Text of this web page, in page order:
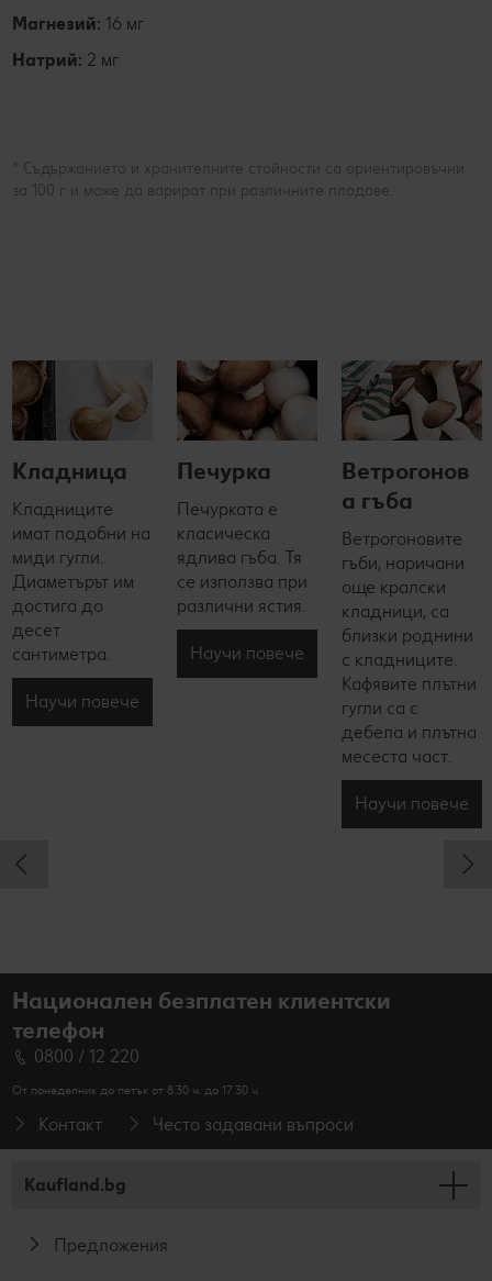
Магнезий: 16 мг
Натрий: 2 мг
* Съдържанието и хранителните стойности са ориентировъчни
за 100 г и може да варират при различните плодове.
Кладница
Кладниците
имат подобни на
миди гугли.
Диаметърът им
достига до
десет
сантиметра.
Научи повече
Печурка
Печурката е
класическа
ядлива гъба. Тя
се използва при
различни ястия.
Научи повече
Ветрогонов
а гъба
Ветрогоновите
гъби, наричани
още кралски
кладници, са
близки роднини
с кладниците.
Кафявите плътни
гугли са с
дебела и плътна
месеста част.
Научи повече
Национален безплатен клиентски
телефон
0800 / 12 220
От понеделник до петък от 8.30 ч. до 17.30 ч.
Контакт Често задавани въпроси
Kaufland.bg
Предложения